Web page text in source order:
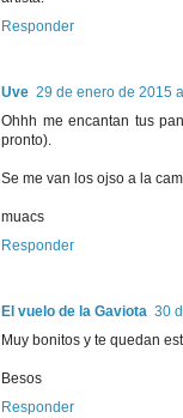
Responder
Uve 29 de enero de 2015
Ohhh me encantan tus
pronto).
Se me van los ojso a la
muacs
Responder
El vuelo de la Gaviota 30
Muy bonitos y te quedan
Besos
Responder